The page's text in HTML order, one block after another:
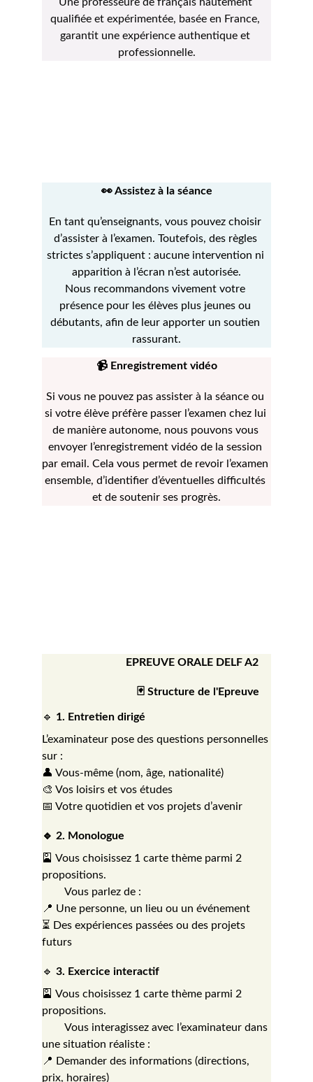
qualifiée et expérimentée, basée en France,
garantit une expérience authentique et
professionnelle.
👀 Assistez à la séance
En tant qu’enseignants, vous pouvez choisir
d’assister à l’examen. Toutefois, des règles
strictes s’appliquent : aucune intervention ni
apparition à l’écran n’est autorisée.
Nous recommandons vivement votre
présence pour les élèves plus jeunes ou
débutants, afin de leur apporter un soutien
rassurant.
📹 Enregistrement vidéo
Si vous ne pouvez pas assister à la séance ou
si votre élève préfère passer l’examen chez lui
de manière autonome, nous pouvons vous
envoyer l’enregistrement vidéo de la session
par email. Cela vous permet de revoir l’examen
ensemble, d’identifier d’éventuelles difficultés
et de soutenir ses progrès.
EPREUVE ORALE DELF A2
                                  🃏 Structure de l'Epreuve
🔹 1. Entretien dirigé
L’examinateur pose des questions personnelles
sur :
👤 Vous-même (nom, âge, nationalité)
🎨 Vos loisirs et vos études
📅 Votre quotidien et vos projets d’avenir
🔹 2. Monologue
🎴 Vous choisissez 1 carte thème parmi 2
propositions.
        Vous parlez de :
📍 Une personne, un lieu ou un événement
⏳ Des expériences passées ou des projets
futurs
🔹 3. Exercice interactif
🎴 Vous choisissez 1 carte thème parmi 2
propositions.
une situation réaliste :
📍 Demander des informations (directions,
prix, horaires)